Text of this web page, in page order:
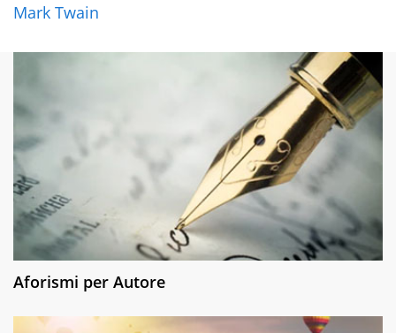
Mark Twain
Aforismi per Autore